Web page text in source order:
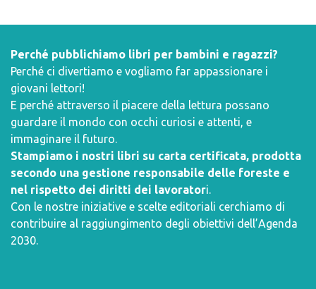
Perché pubblichiamo libri per bambini e ragazzi?
Perché ci divertiamo e vogliamo far appassionare i
giovani lettori!
E perché attraverso il piacere della lettura possano
guardare il mondo con occhi curiosi e attenti, e
immaginare il futuro.
Stampiamo i nostri libri su carta certificata, prodotta
secondo una gestione responsabile delle foreste e
nel rispetto dei diritti dei lavoratori.
Con le nostre iniziative e scelte editoriali cerchiamo di
contribuire al raggiungimento degli obiettivi dell’Agenda
2030.